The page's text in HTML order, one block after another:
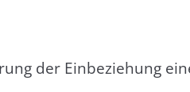
der Einbeziehung